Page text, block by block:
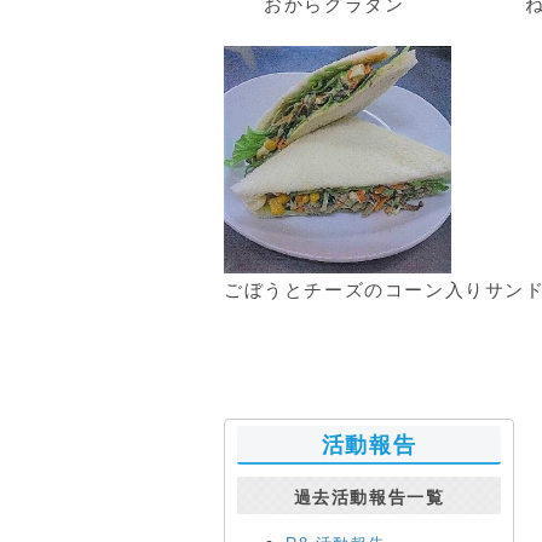
おからグラタン ねば
ごぼうとチーズのコーン入りサン
活動報告
過去活動報告一覧